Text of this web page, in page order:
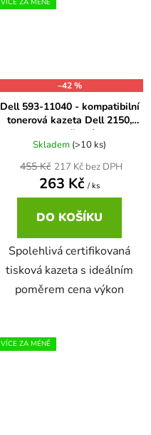
VÍCE ZA MÉNĚ
–42 %
Dell 593-11040 - kompatibilní
tonerová kazeta Dell 2150,
2155 černá
Skladem (>10 ks)
217 Kč bez DPH
263 Kč / ks
455 Kč
DO KOŠÍKU
Spolehlivá certifikovaná
tisková kazeta s ideálním
poměrem cena výkon
VÍCE ZA MÉNĚ